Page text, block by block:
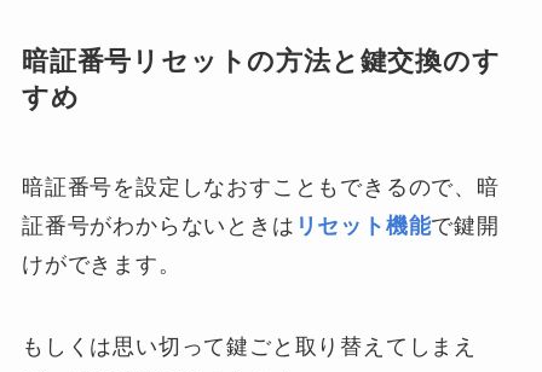
暗証番号リセットの方法と鍵交換のす
すめ
暗証番号を設定しなおすこともできるので、暗
証番号がわからないときは リセット機能で鍵開
けができます。
もしくは思い切って鍵ごと取り替えてしまえ